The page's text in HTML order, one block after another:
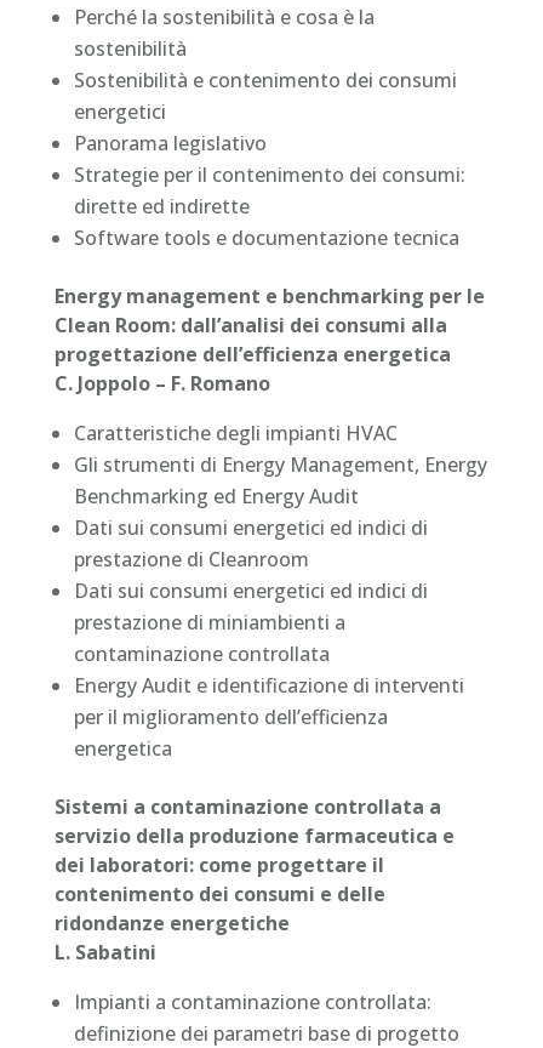
Perché la sostenibilità e cosa è la
sostenibilità
Sostenibilità e contenimento dei consumi
energetici
Panorama legislativo
Strategie per il contenimento dei consumi:
dirette ed indirette
Software tools e documentazione tecnica
Energy management e benchmarking per le
Clean Room: dall’analisi dei consumi alla
progettazione dell’efficienza energetica
C. Joppolo – F. Romano
Caratteristiche degli impianti HVAC
Gli strumenti di Energy Management, Energy
Benchmarking ed Energy Audit
Dati sui consumi energetici ed indici di
prestazione di Cleanroom
Dati sui consumi energetici ed indici di
prestazione di miniambienti a
contaminazione controllata
Energy Audit e identificazione di interventi
per il miglioramento dell’efficienza
energetica
Sistemi a contaminazione controllata a
servizio della produzione farmaceutica e
dei laboratori: come progettare il
contenimento dei consumi e delle
ridondanze energetiche
L. Sabatini
Impianti a contaminazione controllata:
definizione dei parametri base di progetto